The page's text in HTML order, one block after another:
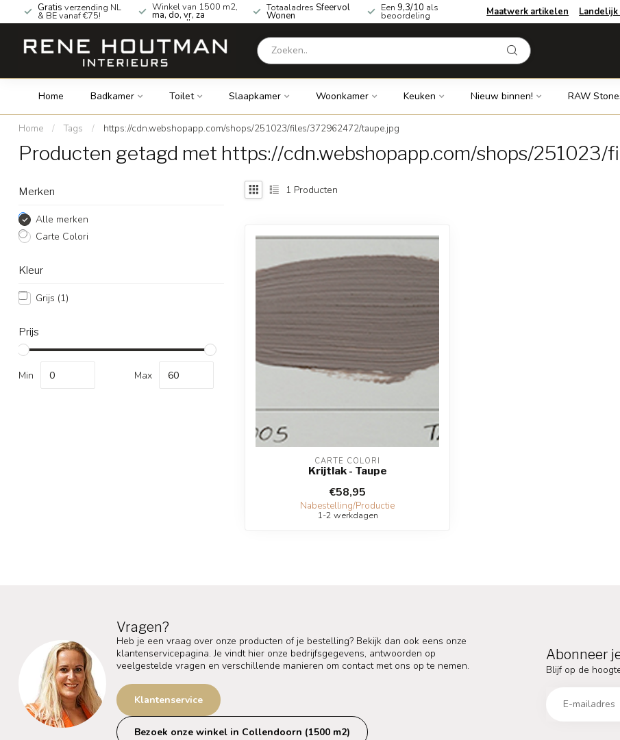
Gratis verzending NL
& BE vanaf €75!
Winkel van 1500 m2,
ma, do, vr, za
geopend!
Totaaladres Sfeervol
Wonen
Een 9,3/10 als
beoordeling Maatwerk artikelen Landelijk
Home Badkamer Toilet Slaapkamer Woonkamer Keuken Nieuw binnen! RAW
Home / Tags / https://cdn.webshopapp.com/shops/251023/files/372962472/taupe.jpg
Producten getagd met https://cdn.webshopapp.com/shops/
Merken
Alle merken
Carte Colori
Kleur
Grijs (1)
Prijs
Min Max
1 Producten
CARTE COLORI
Krijtlak - Taupe
€58,95
Nabestelling/Productie
1-2 werkdagen
Vragen?
Heb je een vraag over onze producten of je bestelling? Bekijk dan ook eens onze
klantenservicepagina. Je vindt hier onze bedrijfsgegevens, antwoorden op
veelgestelde vragen en verschillende manieren om contact met ons op te nemen.
Klantenservice
Bezoek onze winkel in Collendoorn (1500 m2)
Abonneer
Blijf op de